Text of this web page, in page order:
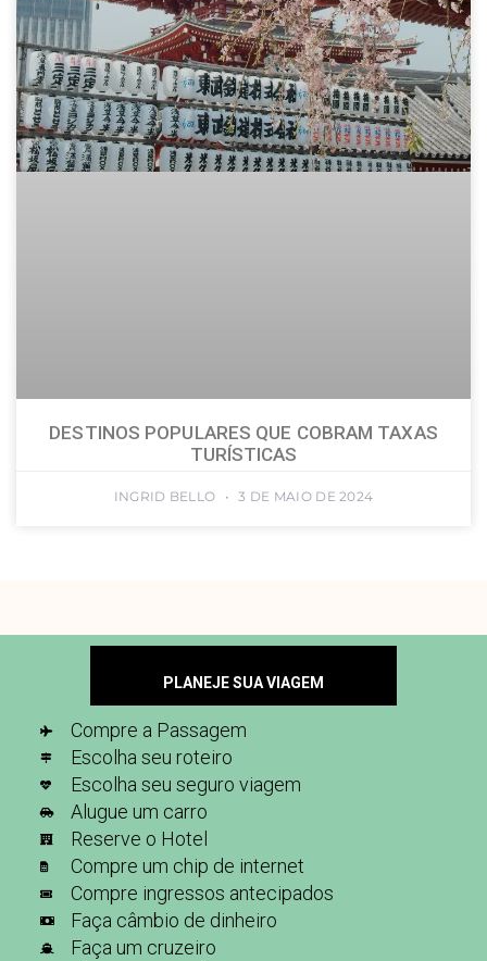
DESTINOS POPULARES QUE COBRAM TAXAS
TURÍSTICAS
INGRID BELLO 3 DE MAIO DE 2024
PLANEJE SUA VIAGEM
Compre a Passagem
Escolha seu roteiro
Escolha seu seguro viagem
Alugue um carro
Reserve o Hotel
Compre um chip de internet
Compre ingressos antecipados
Faça câmbio de dinheiro
Faça um cruzeiro